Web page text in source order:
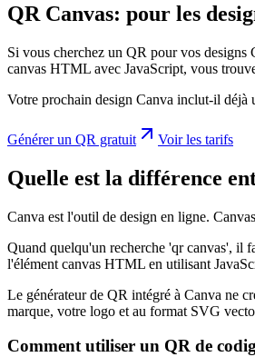
QR Canvas: pour les
Si vous cherchez un QR pour vos designs
canvas HTML avec JavaScript, vous
Votre prochain design Canva inclut-il déjà
Générer un QR gratuit Voir les tarifs
Quelle est la différence
Canva est l'outil de design en ligne.
Quand quelqu'un recherche 'qr canvas', il
l'élément canvas HTML en utilisant
Le générateur de QR intégré à Canva ne
marque, votre logo et au format SVG
Comment utiliser un QR de